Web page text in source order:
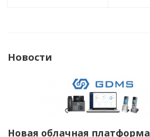
Новости
Новая облачная платформа